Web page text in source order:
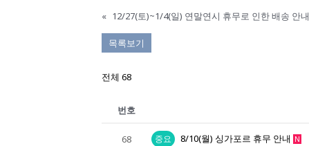
« 12/27(토)~1/4(일) 연말연시 휴무로 인한 배송 안내
목록보기
전체 68
번호
68 중요 8/10(월) 싱가포르 휴무 안내 N